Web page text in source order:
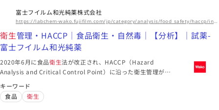
海外拠点
東アジア、東南アジア、南アジア、北米、欧州、中南米
東京都
日本バイリーン株式会社
プラスター剤用基布｜製品情報｜日本バイリーン株式会社
富士フイルム和光純薬株式会社
https://labchem-wako.fujifilm.com/jp/category/analysis/food_safety/haccp/index.html
衛生管理・HACCP｜食品衛生・自然毒｜【分析】｜試薬-
富士フイルム和光純薬
2020年6月に食品衛生法が改正され、HACCP（Hazard
Analysis and Critical Control Point）に沿った衛生管理が制
年6月1日よりHACCPに沿った衛生管理が義務化されています。
原則として、全ての食品等事業者（食品の製造・加工、調理、
キーワード
食品
衛生